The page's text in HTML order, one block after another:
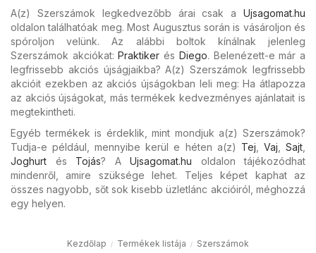
A(z) Szerszámok legkedvezőbb árai csak a Ujsagomat.hu
oldalon találhatóak meg. Most Augusztus során is vásároljon és
spóroljon velünk. Az alábbi boltok kínálnak jelenleg
Szerszámok akciókat:Praktiker és Diego. Belenézett-e már a
legfrissebb akciós újságjaikba? A(z) Szerszámok legfrissebb
akcióit ezekben az akciós újságokban leli meg: Ha átlapozza
az akciós újságokat, más termékek kedvezményes ajánlatait is
megtekintheti.
Egyéb termékek is érdeklik, mint mondjuk a(z) Szerszámok?
Tudja-e például, mennyibe kerül e héten a(z) Tej Vaj ,Sajt
Joghurt és Tojás? A Ujsagomat.hu oldalon tájékozódhat
mindenről, amire szüksége lehet. Teljes képet kaphat az
összes nagyobb, sőt sok kisebb üzletlánc akcióiról, méghozzá
egy helyen.
Kezdőlap Termékek listája Szerszámok